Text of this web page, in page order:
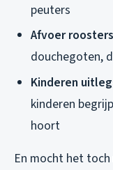
peuters
Afvoer
douchegoten,
Kinderen
kinderen
hoort
En mocht het